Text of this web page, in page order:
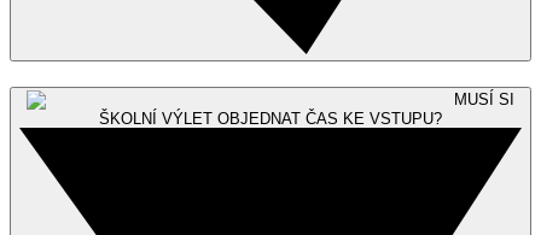
MUSÍ SI
ŠKOLNÍ VÝLET OBJEDNAT ČAS KE VSTUPU?